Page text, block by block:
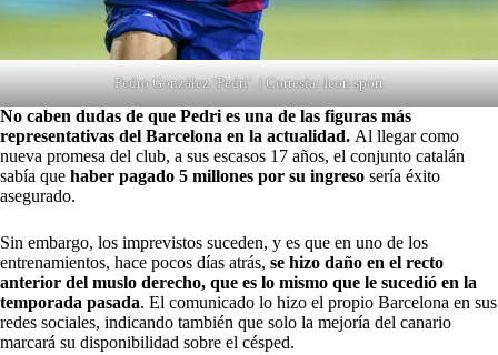
Pedro González ‘Pedri’. | Cortesía: Icon sport
No caben dudas de que Pedri es una de las figuras más
representativas del Barcelona en la actualidad. Al llegar como
nueva promesa del club, a sus escasos 17 años, el conjunto catalán
sabía que haber pagado 5 millones por su ingreso sería éxito
asegurado.
Sin embargo, los imprevistos suceden, y es que en uno de los
entrenamientos, hace pocos días atrás, se hizo daño en el recto
anterior del muslo derecho, que es lo mismo que le sucedió en la
temporada pasada. El comunicado lo hizo el propio Barcelona en sus
redes sociales, indicando también que solo la mejoría del canario
marcará su disponibilidad sobre el césped.